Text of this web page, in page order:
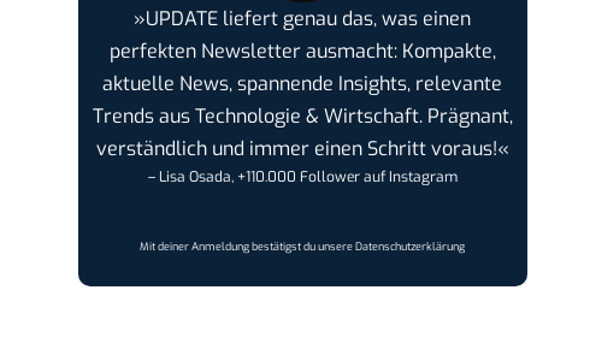
»UPDATE liefert genau das, was einen
perfekten Newsletter ausmacht: Kompakte,
aktuelle News, spannende Insights, relevante
Trends aus Technologie & Wirtschaft. Prägnant,
verständlich und immer einen Schritt voraus!«
– Lisa Osada, +110.000 Follower auf Instagram
Mit deiner Anmeldung bestätigst du unsereDatenschutzerklärung